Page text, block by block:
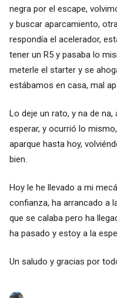
negra por el escape,
y buscar aparcamiento,
respondía el acelerador,
tener un R5 y pasaba lo
meterle el starter y se
estábamos en casa, mal
Lo deje un rato, y na de
esperar, y ocurrió lo
aparque hasta hoy,
bien.
Hoy le he llevado a mi
confianza, ha arrancado a
que se calaba pero ha
ha pasado y estoy a la
Un saludo y gracias por